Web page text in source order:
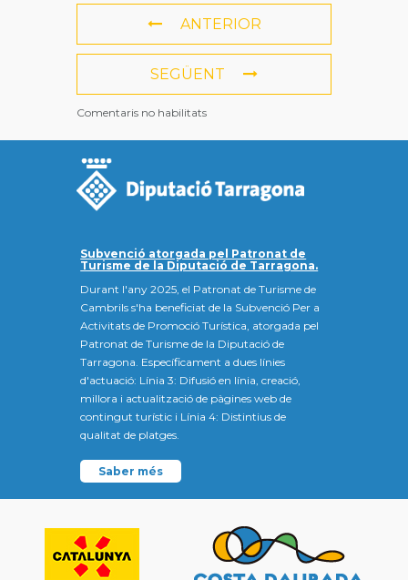
ANTERIOR
SEGÜENT
Comentaris no habilitats
Subvenció atorgada pel Patronat de
Turisme de la Diputació de Tarragona.
Durant l'any 2025, el Patronat de Turisme de
Cambrils s'ha beneficiat de la Subvenció Per a
Activitats de Promoció Turística, atorgada pel
Patronat de Turisme de la Diputació de
Tarragona. Específicament a dues línies
d'actuació: Línia 3: Difusió en línia, creació,
millora i actualització de pàgines web de
contingut turístic i Línia 4: Distintius de
qualitat de platges.
Saber més